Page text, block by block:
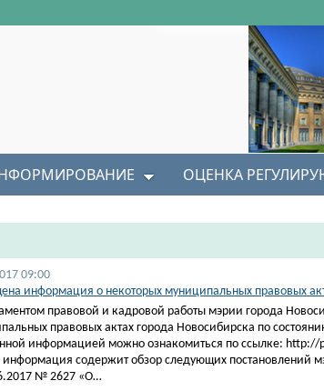
ОЦЕНКА
09:00
информация о некоторых муниципальных правовых
правовой и кадровой работы мэрии города
правовых актах города Новосибирска по
информацией можно ознакомиться по ссылке: http://
содержит обзор следующих постановлений
№ 2627 «О…